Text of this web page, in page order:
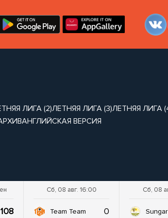
ЛИГА (2)ЛЕТНЯЯ ЛИГА (3)ЛЕТНЯЯ ЛИГА
АНГЛИЙСКАЯ ВЕРСИЯ
108
Сб, 08 авг. 16:00
Team Team 0
Сб, 08